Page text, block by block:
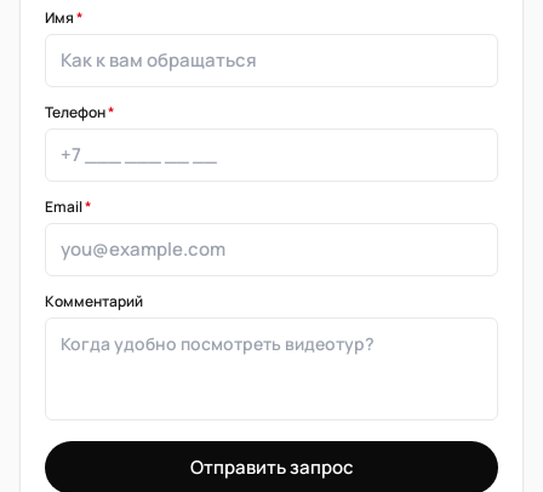
Имя*
Телефон*
Email*
Комментарий
Отправить запрос